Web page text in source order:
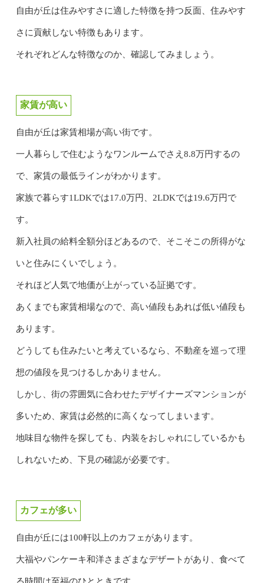
自由が丘は住みやすさに適した特徴を持つ反面、住みやす
さに貢献しない特徴もあります。
それぞれどんな特徴なのか、確認してみましょう。
家賃が高い
自由が丘は家賃相場が高い街です。
一人暮らしで住むようなワンルームでさえ8.8万円するの
で、家賃の最低ラインがわかります。
家族で暮らす1LDKでは17.0万円、2LDKでは19.6万円で
す。
新入社員の給料全額分ほどあるので、そこそこの所得がな
いと住みにくいでしょう。
それほど人気で地価が上がっている証拠です。
あくまでも家賃相場なので、高い値段もあれば低い値段も
あります。
どうしても住みたいと考えているなら、不動産を巡って理
想の値段を見つけるしかありません。
しかし、街の雰囲気に合わせたデザイナーズマンションが
多いため、家賃は必然的に高くなってしまいます。
地味目な物件を探しても、内装をおしゃれにしているかも
しれないため、下見の確認が必要です。
カフェが多い
自由が丘には100軒以上のカフェがあります。
大福やパンケーキ和洋さまざまなデザートがあり、食べて